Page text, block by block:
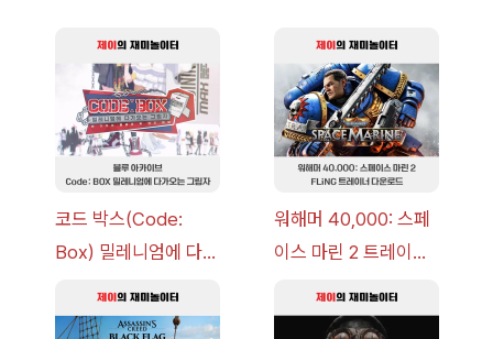
코드 박스(Code:
Box) 밀레니엄에 다가
략 [복각] | 블루 아카
워해머 40,000: 스페
이스 마린 2 트레이너
v14.0+] 다운로드